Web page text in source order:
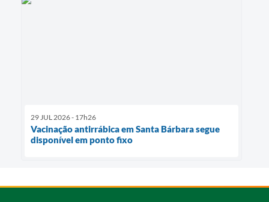
29 JUL 2026 - 17h26
Vacinação antirrábica em Santa Bárbara segue
disponível em ponto fixo